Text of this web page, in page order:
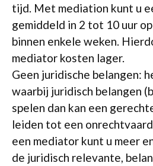
tijd. Met mediation kunt u
gemiddeld in 2 tot 10 uur
binnen enkele weken.
mediator kosten lager.
Geen juridische belangen:
waarbij juridisch belangen
spelen dan kan een
leiden tot een
een mediator kunt u meer
de juridisch relevante,